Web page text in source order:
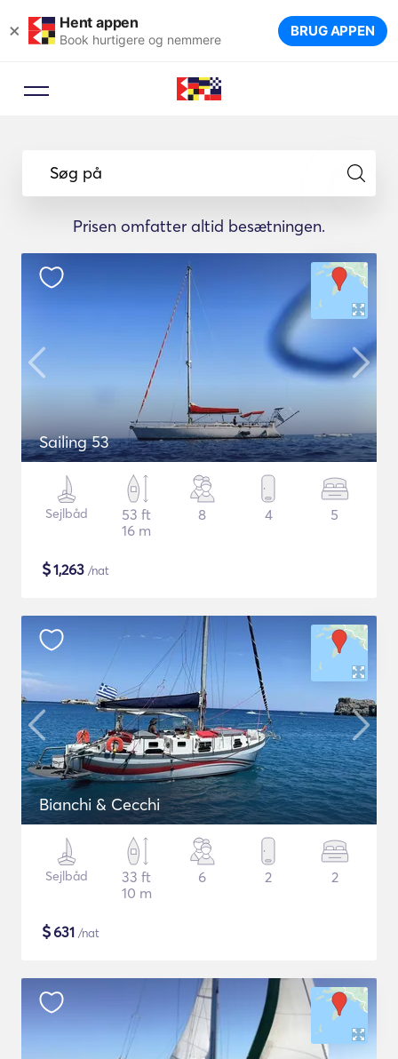
× Hent appen
Book hurtigere og nemmere BRUG APPEN
Søg på
Prisen omfatter altid besætningen.
Sailing 53
Sejlbåd
53 ft
16 m
8 4 5
$1,263 /nat
Bianchi & Cecchi
Sejlbåd
33 ft
10 m
6 2 2
$631 /nat